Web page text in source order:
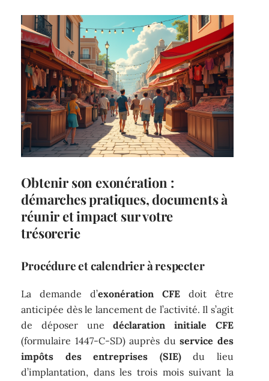
Obtenir son exonération :
démarches pratiques, documents à
réunir et impact sur votre
trésorerie
Procédure et calendrier à respecter
La demande d’exonération CFEdoit être
anticipée dès le lancement de l’activité. Il s’agit
de déposer unedéclaration initiale CFE
(formulaire 1447-C-SD) auprès duservice des
impôts des entreprises (SIE)du lieu
d’implantation, dans les trois mois suivant la